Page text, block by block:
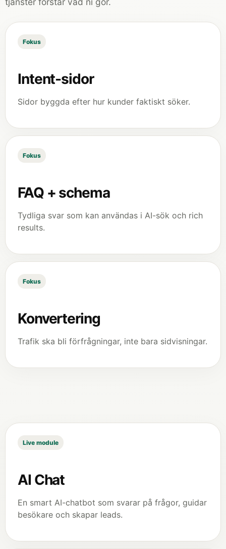
Fokus
Intent-sidor
Sidor byggda efter hur kunder faktiskt söker.
Fokus
FAQ + schema
Tydliga svar som kan användas i AI-sök och rich
results.
Fokus
Konvertering
Trafik ska bli förfrågningar, inte bara sidvisningar.
Live module
AI Chat
En smart AI-chatbot som svarar på frågor, guidar
besökare och skapar leads.